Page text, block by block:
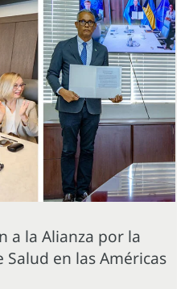
a la Alianza por la
en las Américas